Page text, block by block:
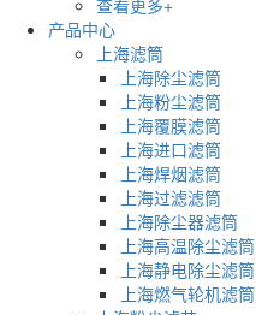
查看更多+
产品中心
上海滤筒
上海除尘滤筒
上海粉尘滤筒
上海覆膜滤筒
上海进口滤筒
上海焊烟滤筒
上海过滤滤筒
上海除尘器滤筒
上海高温除尘滤筒
上海静电除尘滤筒
上海燃气轮机滤筒